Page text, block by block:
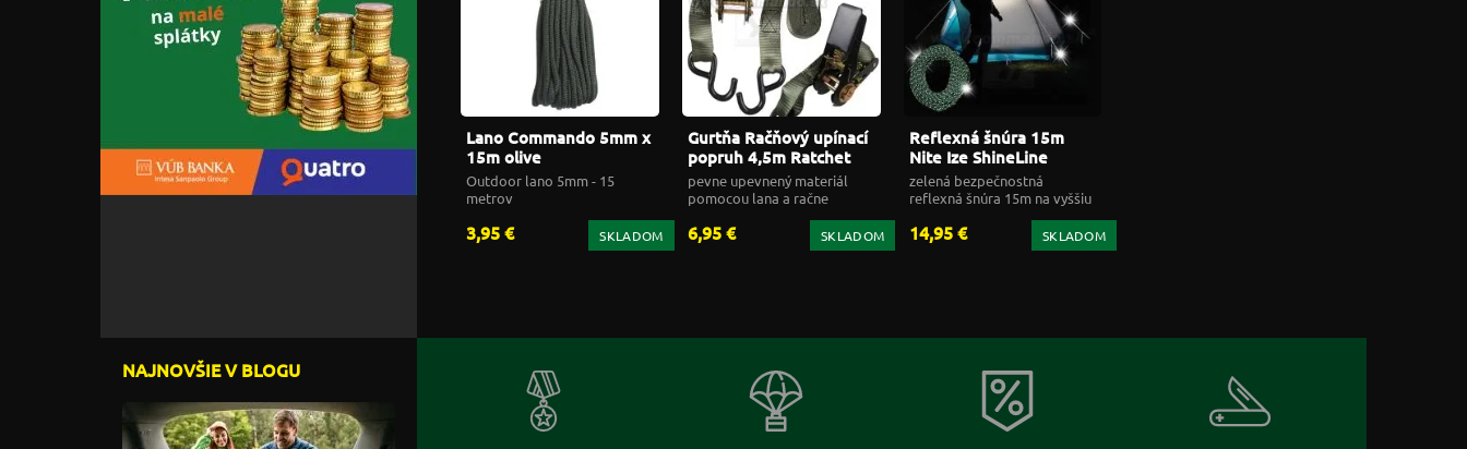
Lano Commando 5mm x
15m olive
Outdoor lano 5mm - 15
metrov
3,95 € SKLADOM
Gurtňa Račňový upínací
popruh 4,5m Ratchet
Strap Fostex 419211
pevne upevnený materiál
pomocou lana a račne
6,95 € SKLADOM
Reflexná šnúra 15m
Nite Ize ShineLine
Reflective Cord Green
zelená bezpečnostná
reflexná šnúra 15m na vyššiu
14,95 € SKLADOM
NAJNOVŠIE V BLOGU